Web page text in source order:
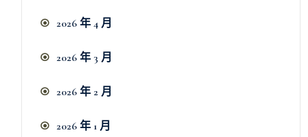
2026 年 4 月
2026 年 3 月
2026 年 2 月
2026 年 1 月